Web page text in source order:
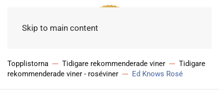
Skip to main content
Meny
Topplistorna Tidigare rekommenderade viner
Tidigare
rekommenderade viner - roséviner
Ed Knows Rosé